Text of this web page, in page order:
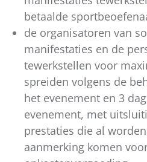
betaalde
de organisatoren van
manifestaties en de
tewerkstellen voor
spreiden volgens de
het evenement en 3
evenement, met
prestaties die al
aanmerking komen